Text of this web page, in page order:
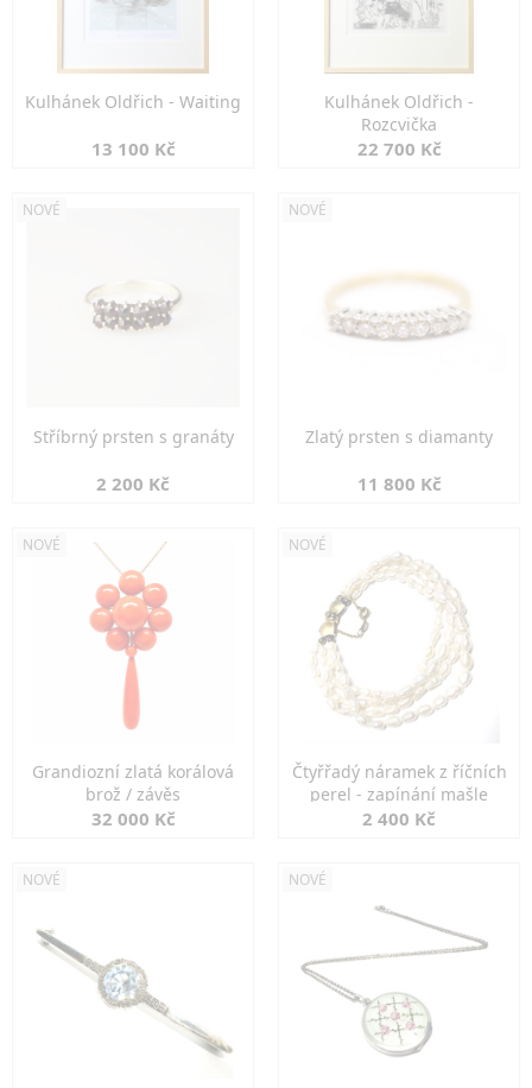
Kulhánek Oldřich - Waiting
13 100 Kč
Kulhánek Oldřich -
Rozcvička
22 700 Kč
NOVÉ
Stříbrný prsten s granáty
2 200 Kč
NOVÉ
Zlatý prsten s diamanty
11 800 Kč
NOVÉ
Grandiozní zlatá korálová
brož / závěs
32 000 Kč
NOVÉ
Čtyřřadý náramek z říčních
perel - zapínání mašle
2 400 Kč
NOVÉ NOVÉ